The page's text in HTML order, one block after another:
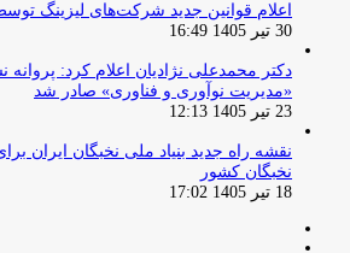
اعلام قوانین جدید شرکت‌های لیزینگ
30 تیر 1405 16:49
دکتر محمدعلی نژادیان اعلام کرد:
«مدیریت نوآوری و فناوری» صادر شد
23 تیر 1405 12:13
نقشه راه جدید بنیاد ملی نخبگان ایران
نخبگان کشور
18 تیر 1405 17:02